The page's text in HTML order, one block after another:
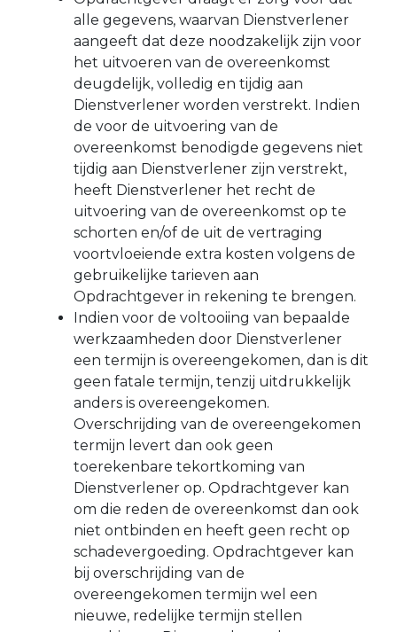
alle gegevens, waarvan Dienstverlener
aangeeft dat deze noodzakelijk zijn voor
het uitvoeren van de overeenkomst
deugdelijk, volledig en tijdig aan
Dienstverlener worden verstrekt. Indien
de voor de uitvoering van de
overeenkomst benodigde gegevens niet
tijdig aan Dienstverlener zijn verstrekt,
heeft Dienstverlener het recht de
uitvoering van de overeenkomst op te
schorten en/of de uit de vertraging
voortvloeiende extra kosten volgens de
gebruikelijke tarieven aan
Opdrachtgever in rekening te brengen.
Indien voor de voltooiing van bepaalde
werkzaamheden door Dienstverlener
een termijn is overeengekomen, dan is dit
geen fatale termijn, tenzij uitdrukkelijk
anders is overeengekomen.
Overschrijding van de overeengekomen
termijn levert dan ook geen
toerekenbare tekortkoming van
Dienstverlener op. Opdrachtgever kan
om die reden de overeenkomst dan ook
niet ontbinden en heeft geen recht op
schadevergoeding. Opdrachtgever kan
bij overschrijding van de
overeengekomen termijn wel een
nieuwe, redelijke termijn stellen